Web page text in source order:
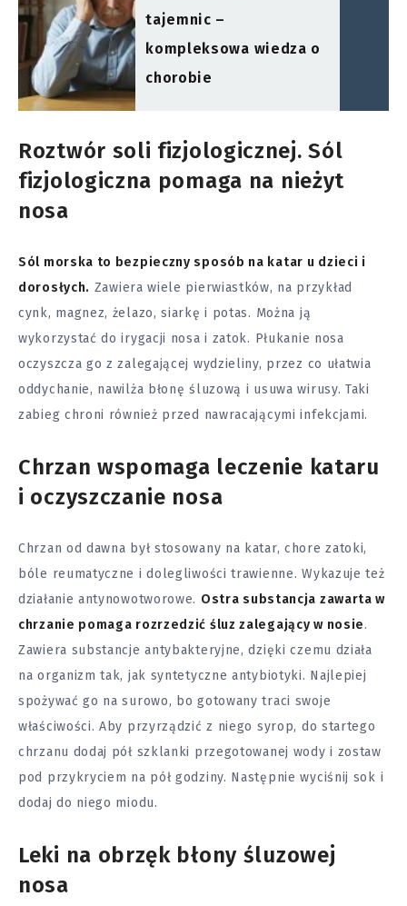
tajemnic –
kompleksowa wiedza o
chorobie
Roztwór soli fizjologicznej. Sól
fizjologiczna pomaga na nieżyt
nosa
Sól morska to bezpieczny sposób na katar u dzieci i
dorosłych. Zawiera wiele pierwiastków, na przykład
cynk, magnez, żelazo, siarkę i potas. Można ją
wykorzystać do irygacji nosa i zatok. Płukanie nosa
oczyszcza go z zalegającej wydzieliny, przez co ułatwia
oddychanie, nawilża błonę śluzową i usuwa wirusy. Taki
zabieg chroni również przed nawracającymi infekcjami.
Chrzan wspomaga leczenie kataru
i oczyszczanie nosa
Chrzan od dawna był stosowany na katar, chore zatoki,
bóle reumatyczne i dolegliwości trawienne. Wykazuje też
działanie antynowotworowe. Ostra substancja zawarta w
chrzanie pomaga rozrzedzić śluz zalegający w nosie.
Zawiera substancje antybakteryjne, dzięki czemu działa
na organizm tak, jak syntetyczne antybiotyki. Najlepiej
spożywać go na surowo, bo gotowany traci swoje
właściwości. Aby przyrządzić z niego syrop, do startego
chrzanu dodaj pół szklanki przegotowanej wody i zostaw
pod przykryciem na pół godziny. Następnie wyciśnij sok i
dodaj do niego miodu.
Leki na obrzęk błony śluzowej
nosa